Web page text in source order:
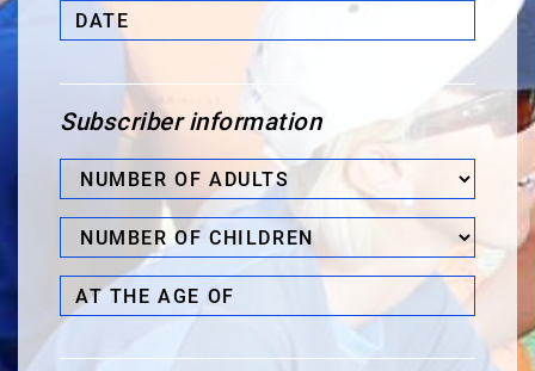
Date:
Subscriber information
Number
of
Adults*
Number
of
Children
the
age